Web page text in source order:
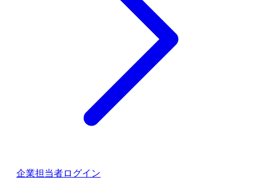
企業担当者ログイン